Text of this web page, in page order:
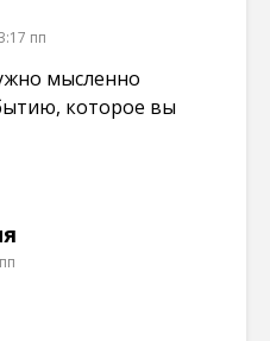
пп
мысленно
которое вы